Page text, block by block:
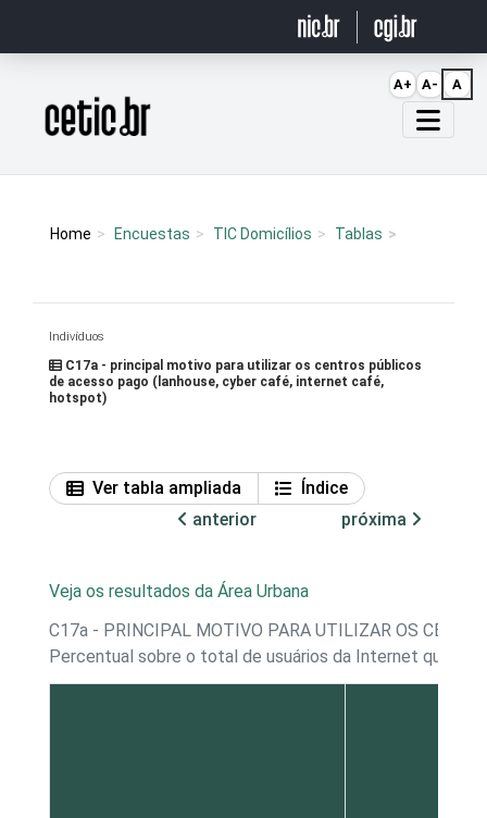
Página inicial
Home Encuestas TIC Domicílios Tablas
Indivíduos
C17a - principal motivo para utilizar os centros públicos
de acesso pago (lanhouse, cyber café, internet café,
hotspot)
Ver tabla ampliada
Índice
anterior
próxima
Veja os resultados da Área Urbana
C17a - PRINCIPAL MOTIVO PARA UTILIZAR OS
Percentual sobre o total de usuários da Internet que
A+ A- A